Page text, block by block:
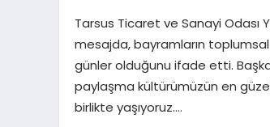
Tarsus Ticaret ve Sanayi Odası
mesajda, bayramların toplumsal
günler olduğunu ifade etti.
paylaşma kültürümüzün en
birlikte yaşıyoruz….